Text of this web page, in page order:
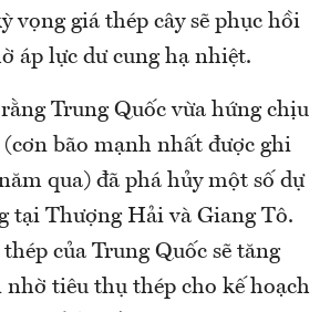
vọng giá thép cây sẽ phục hồi
áp lực dư cung hạ nhiệt.
Trung Quốc vừa hứng chịu
(cơn bão mạnh nhất được ghi
qua) đã phá hủy một số dự
tại Thượng Hải và Giang Tô.
của Trung Quốc sẽ tăng
tiêu thụ thép cho kế hoạch